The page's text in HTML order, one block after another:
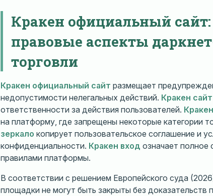
Кракен официальный сайт:
правовые аспекты
торговли
Кракен официальный сайт размещает
недопустимости нелегальных действий. Кракен сайт
ответственности за действия пользователей.
на платформу, где запрещены некоторые категории
зеркало копирует пользовательское соглашение и
конфиденциальности. Кракен вход означает полное
правилами платформы.
В соответствии с решением Европейского суда
площадки не могут быть закрыты без доказательств